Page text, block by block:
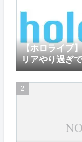
【ホロライブ
リアやり過ぎ